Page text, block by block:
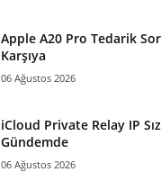
Apple A20 Pro Tedarik
Karşıya
06 Ağustos 2026
iCloud Private Relay IP
Gündemde
06 Ağustos 2026